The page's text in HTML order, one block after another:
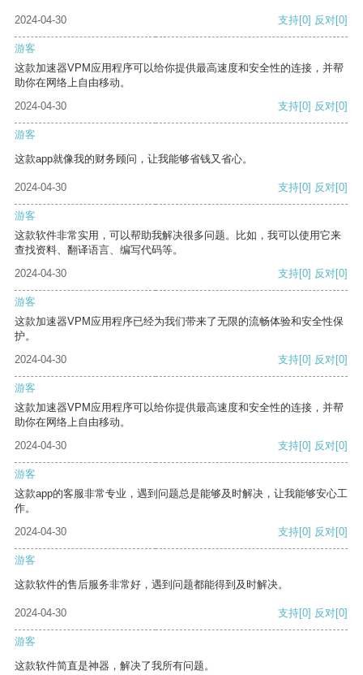
2024-04-30 支持[0] 反对[0]
游客
这款加速器VPM应用程序可以给你提供最高速度和安全性的连接，并帮
助你在网络上自由移动。
2024-04-30
支持[0] 反对[0]
游客
这款app就像我的财务顾问，让我能够省钱又省心。
2024-04-30 支持[0] 反对[0]
游客
这款软件非常实用，可以帮助我解决很多问题。比如，我可以使用它来
查找资料、翻译语言、编写代码等。
2024-04-30
支持[0] 反对[0]
游客
这款加速器VPM应用程序已经为我们带来了无限的流畅体验和安全性保
护。
2024-04-30
支持[0] 反对[0]
游客
这款加速器VPM应用程序可以给你提供最高速度和安全性的连接，并帮
助你在网络上自由移动。
2024-04-30
支持[0] 反对[0]
游客
这款app的客服非常专业，遇到问题总是能够及时解决，让我能够安心工
作。
2024-04-30
支持[0] 反对[0]
游客
这款软件的售后服务非常好，遇到问题都能得到及时解决。
2024-04-30 支持[0] 反对[0]
游客
这款软件简直是神器，解决了我所有问题。